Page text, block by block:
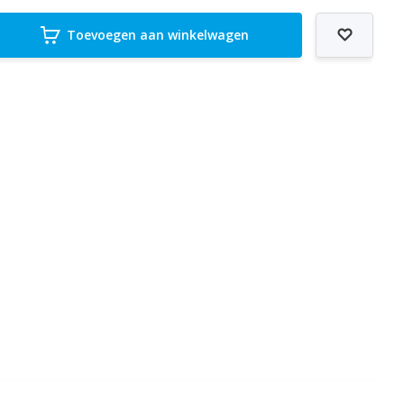
Toevoegen aan winkelwagen